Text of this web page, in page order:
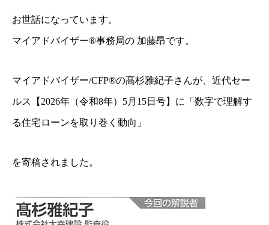
お世話になっています。
マイアドバイザー®事務局の 加藤昂です。
マイアドバイザー/CFP®の髙杉雅紀子さんが、近代セー
ルス【2026年（令和8年）5月15日号】に「数字で理解す
る住宅ローンを取り巻く動向」
を寄稿されました。